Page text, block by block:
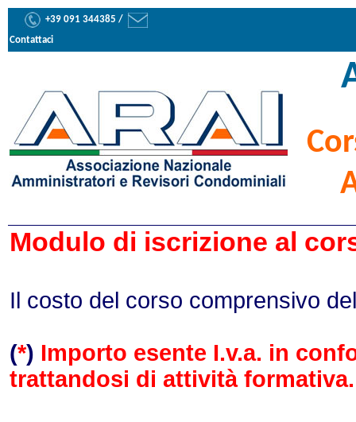
+39 091 344385 /
Contattaci
Modulo di iscrizione al
Il costo del corso comprensivo
(*) Importo esente I.v.a. in
trattandosi di attività formativa.